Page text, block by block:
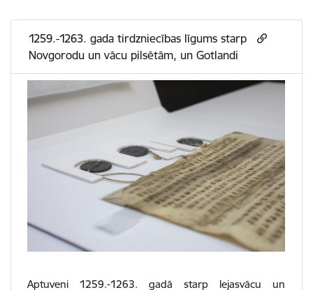
1259.-1263. gada tirdzniecības līgums starp
Novgorodu un vācu pilsētām, un Gotlandi
Aptuveni 1259.-1263. gadā starp lejasvācu un